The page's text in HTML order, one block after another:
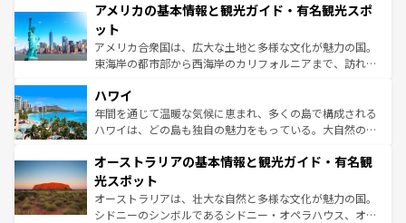
ンツ一覧を参照してほしい。
の建物がそのまま残る町や、スイスならではのユニークな
博物館もあり、アルプス観光だけでなく町歩きも満喫する
ことができる。国民の所得が高いため物価も高いが、旅行
者向けの交通パス提供のサービスもあり、うまく活用すれ
着のスイス情報は
アメリカの基本情報と観光ガイド・有名観光スポ
ット
アメリカ合衆国は、広大な土地と多様な文化が魅力の国。
東海岸の都市部から西海岸のカリフォルニアまで、訪れる
のような巨大都市は、観光、ショッピング、エンターテイ
ンメントが詰まった刺激的なスポットだ。一方、アメリカ
西部には大自然が広がり、グランドキャニオンやイエロー
部のニューオーリンズでは、音楽と美食が融合した独特の
文化が魅力。旅行者はアメリカの各地域で異なる魅力を楽
しみながら、その多様性と豊かな歴史を感じることができ
るだろう。車でのロードトリップや列車の旅も、アメリカ
ハワイ
年間を通じて温暖な気候に恵まれ、多くの島で構成される
ハワイは、どの島も独自の魅力をもっている。大自然の神
ワイ島は見逃せない。また、定番の観光地といえばオアフ
島だが、静かな自然を求めるならマウイ島やカウアイ島が
おすすめ。エメラルドグリーンに輝く海をはじめ、豊かな
文化や歴史が息づいている。「アロハスピリット」と呼ば
オーストラリアの基本情報と観光ガイド・有名観
光スポット
オーストラリアは、壮大な自然と多様な文化が魅力の国。
シドニーのシンボルであるシドニー・オペラハウス、オー